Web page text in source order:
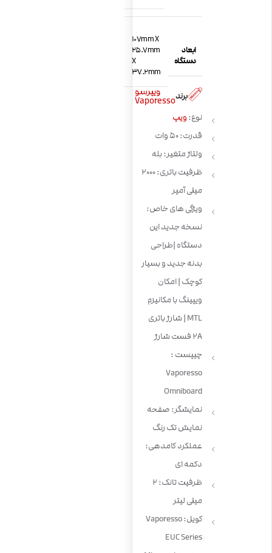
ابعاد
دستگاه
107mm X
25.7mm
X
37.2mm
برند ویپرسو
Vaporesso
نوع: ویپ
قدرت: 50 وات
ولتاژ متغیر: بله
ظرفیت باتری: 2000
میلی آمپر
ویژگی های خاص:
نسخه جدید این
دستگاه |طراحی
بدنه جدید و بسیار
کوچک | امکان
ویپینگ با مکانیزم
MTL | شارژ باتری
2A فست شارژ
چیپست :
Vaporesso
Omniboard
نمایشگر: صفحه
نمایش تک رنگ
عملکرد کامدهی:
دکمه ای
ظرفیت تانک: 2
میلی لیتر
کویل: Vaporesso
EUC Series